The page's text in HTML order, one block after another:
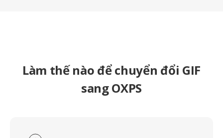
Làm thế nào để chuyển đổi GIF
sang OXPS